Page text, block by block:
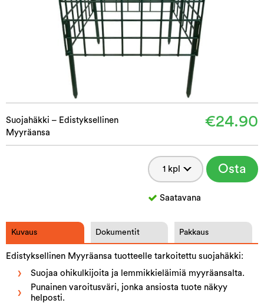
Suojahäkki – Edistyksellinen
Myyräansa
€24.90
Osta
Saatavana
Kuvaus Dokumentit Pakkaus
Edistyksellinen Myyräansa tuotteelle tarkoitettu suojahäkki:
Suojaa ohikulkijoita ja lemmikkieläimiä myyräansalta.
Punainen varoitusväri, jonka ansiosta tuote näkyy
helposti.